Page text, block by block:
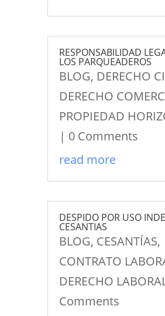
RESPONSABILIDAD
LOS PARQUEADEROS
BLOG, DERECHO
DERECHO
PROPIEDAD
| 0 Comments
read more
DESPIDO POR USO
CESANTIAS
BLOG, CESANTÍAS,
CONTRATO
DERECHO
Comments